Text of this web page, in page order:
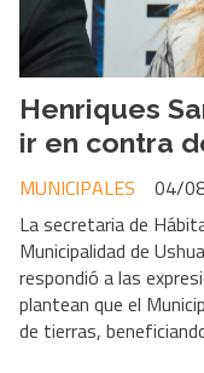
Henriques
ir en contra
MUNICIPALES
04/
La secretaria de
Municipalidad de
respondió a las
plantean que el
de tierras,